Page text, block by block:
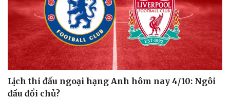
Lịch thi đấu ngoại hạng Anh hôm nay 4/10: Ngôi
đầu đổi chủ?